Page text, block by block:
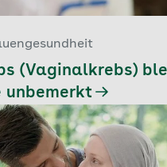
(Vaginalkrebs)
unbemerkt